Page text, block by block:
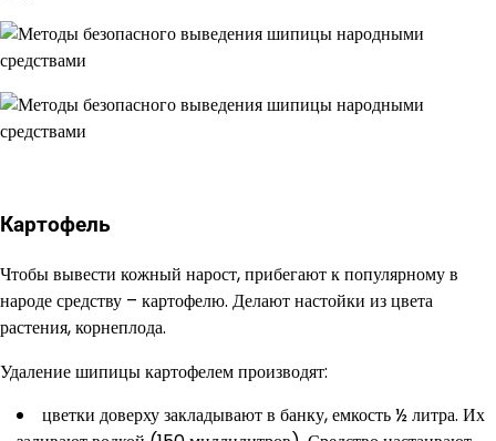
Картофель
Чтобы вывести кожный нарост, прибегают к популярному в
народе средству – картофелю. Делают настойки из цвета
растения, корнеплода.
Удаление шипицы картофелем производят:
цветки доверху закладывают в банку, емкость ½ литра. Их